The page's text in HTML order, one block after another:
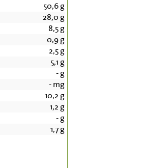
50,6g
28,0 g
8,5g
0,9g
2,5g
5,1 g
-g
-mg
10,2 g
1,2 g
-g
1,7g